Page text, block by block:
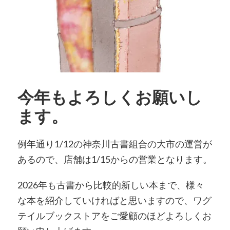
今年もよろしくお願いし
ます。
例年通り1/12の神奈川古書組合の大市の運営が
あるので、店舗は1/15からの営業となります。
2026年も古書から比較的新しい本まで、様々
な本を紹介していければと思いますので、ワグ
テイルブックストアをご愛顧のほどよろしくお